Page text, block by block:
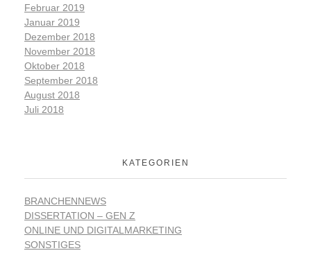
Februar 2019
Januar 2019
Dezember 2018
November 2018
Oktober 2018
September 2018
August 2018
Juli 2018
KATEGORIEN
BRANCHENNEWS
DISSERTATION – GEN Z
ONLINE UND DIGITALMARKETING
SONSTIGES